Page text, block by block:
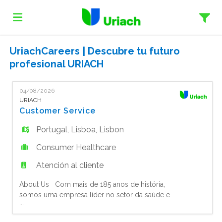
Home
trabajo
Idioma
UriachCareers | Descubre tu futuro
profesional URIACH
04/08/2026
URIACH
Customer Service
Portugal, Lisboa, Lisbon
Consumer Healthcare
Atención al cliente
About Us Com mais de 185 anos de história,
somos uma empresa líder no setor da saúde e
bem-estar. O nosso portefólio inclui marcas
icónicas como Aquilea, Fisiocrem, Laborest,